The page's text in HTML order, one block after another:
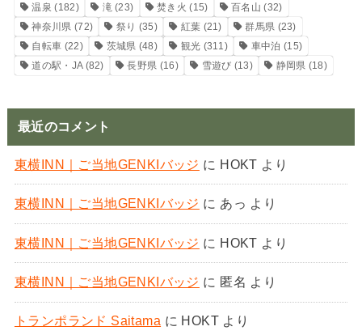
温泉 (182) 滝 (23) 焚き火 (15) 百名山 (32)
神奈川県 (72) 祭り (35) 紅葉 (21) 群馬県 (23)
自転車 (22) 茨城県 (48) 観光 (311) 車中泊 (15)
道の駅・JA(82) 長野県 (16) 雪遊び (13) 静岡県 (18)
最近のコメント
東横INN｜ご当地GENKIバッジ に HOKT より
東横INN｜ご当地GENKIバッジ に あっ より
東横INN｜ご当地GENKIバッジ に HOKT より
東横INN｜ご当地GENKIバッジ に 匿名 より
トランポランド Saitama に HOKT より